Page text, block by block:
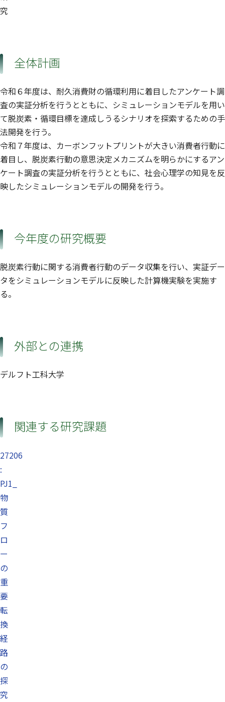
究
全体計画
令和６年度は、耐久消費財の循環利用に着目したアンケート調
査の実証分析を行うとともに、シミュレーションモデルを用い
て脱炭素・循環目標を達成しうるシナリオを探索するための手
法開発を行う。
令和７年度は、カーボンフットプリントが大きい消費者行動に
着目し、脱炭素行動の意思決定メカニズムを明らかにするアン
ケート調査の実証分析を行うとともに、社会心理学の知見を反
映したシミュレーションモデルの開発を行う。
今年度の研究概要
脱炭素行動に関する消費者行動のデータ収集を行い、実証デー
タをシミュレーションモデルに反映した計算機実験を実施す
る。
外部との連携
デルフト工科大学
関連する研究課題
27206
:
PJ1_
物
質
フ
ロ
ー
の
重
要
転
換
経
路
の
探
究